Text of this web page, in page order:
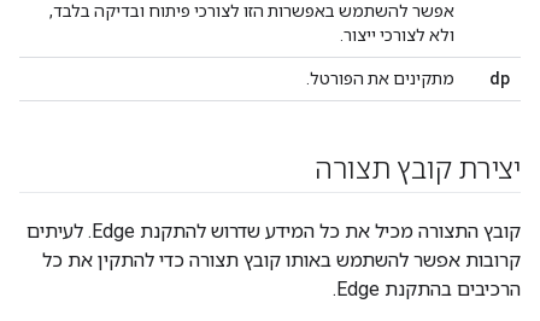
אפשר להשתמש באפשרות הזו לצורכי פיתוח ובדיקה בלבד,
ולא לצורכי ייצור.
dp מתקינים את הפורטל.
יצירת קובץ תצורה
קובץ התצורה מכיל את כל המידע שדרוש להתקנת Edge. לעיתים
קרובות אפשר להשתמש באותו קובץ תצורה כדי להתקין את כל
הרכיבים בהתקנת Edge.